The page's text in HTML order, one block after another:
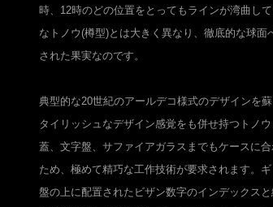
時、12時のどの位置をとってもラインが湾曲し
なトノウ(樽型)とは大きく異なり、徹底的な球面
された果実なのです。
典型的な20世紀のアールデコ様式のデザインを
タイリッシュなデザイン感覚をも併せ持つトノ
蓋、文字盤、サファイアガラスまでもケースに
ため、極めて精巧な工作技術が要求されます。
盤の上に配置されたビザン数字のインデックス